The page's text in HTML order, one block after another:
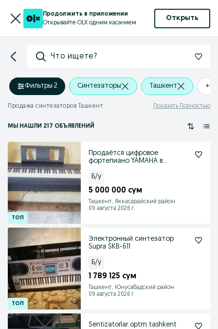
Продолжить в приложении
Открывайте OLX одним касанием
Открыть
Что ищете?
Фильтры·2 Синтезаторы Ташкент +0
Продажа синтезаторов Ташкент Показать Полностью
МЫ НАШЛИ 217 ОБЪЯВЛЕНИЙ
Продаётся цифровое
фортепиано YAMAHA в
новое!
Б/у
5 000 000 сум
Ташкент, Яккасарайский район
09 августа 2026 г.
Электронный синтезатор
Supra SKB-611
Б/у
1 789 125 сум
Ташкент, Юнусабадский район
09 августа 2026 г.
Sentizatorlar optm tashkent